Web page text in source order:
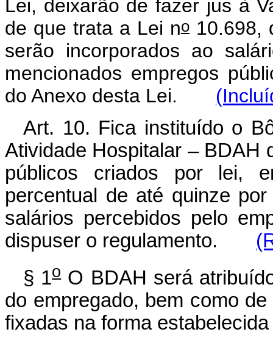
Lei, deixarão de fazer jus à
de que trata a Lei no 10.698,
serão incorporados ao
mencionados empregos
do Anexo desta Lei.
Art. 10. Fica instituído o
Atividade Hospitalar – BDAH
públicos criados por lei,
percentual de até quinze
salários percebidos pelo
dispuser o regulamento.
§ 1oO BDAH será
do empregado, bem como
fixadas na forma